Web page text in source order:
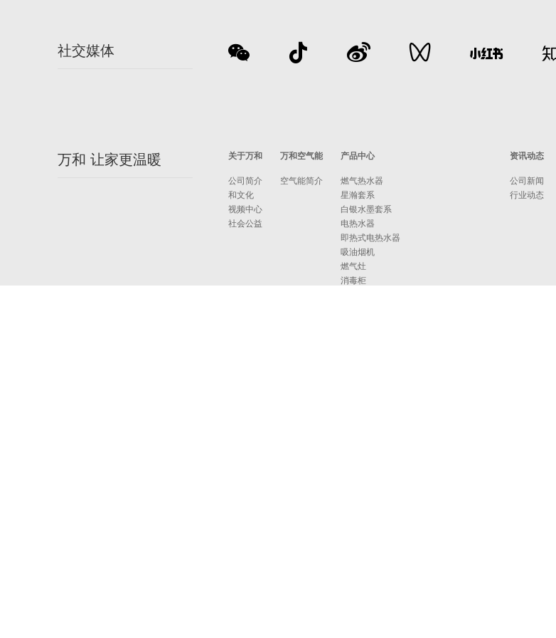
社交媒体
万和 让家更温暖 关于万和
公司简介
和文化
视频中心
社会公益
万和空气能
空气能简介
产品中心
燃气热水器
星瀚套系
白银水墨套系
电热水器
即热式电热水器
吸油烟机
燃气灶
消毒柜
资讯动态
公司新闻
行业动态